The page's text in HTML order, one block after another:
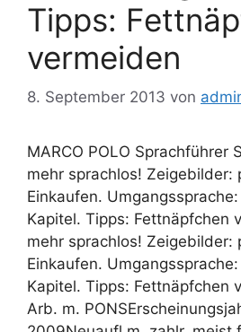
Tipps:
vermeiden
8. September 2013 von
MARCO POLO Sprachführer
mehr sprachlos! Zeigebilder:
Einkaufen.
Kapitel. Tipps: Fettnäpfchen
mehr sprachlos! Zeigebilder:
Einkaufen.
Kapitel. Tipps: Fettnäpfchen
Arb. m.